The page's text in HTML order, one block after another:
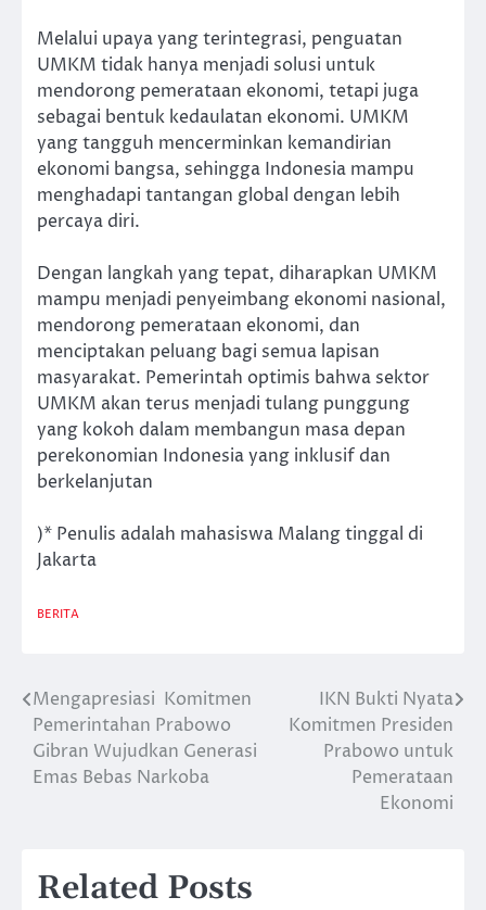
Melalui upaya yang terintegrasi, penguatan
UMKM tidak hanya menjadi solusi untuk
mendorong pemerataan ekonomi, tetapi juga
sebagai bentuk kedaulatan ekonomi. UMKM
yang tangguh mencerminkan kemandirian
ekonomi bangsa, sehingga Indonesia mampu
menghadapi tantangan global dengan lebih
percaya diri.
Dengan langkah yang tepat, diharapkan UMKM
mampu menjadi penyeimbang ekonomi nasional,
mendorong pemerataan ekonomi, dan
menciptakan peluang bagi semua lapisan
masyarakat. Pemerintah optimis bahwa sektor
UMKM akan terus menjadi tulang punggung
yang kokoh dalam membangun masa depan
perekonomian Indonesia yang inklusif dan
berkelanjutan
)* Penulis adalah mahasiswa Malang tinggal di
Jakarta
BERITA
Post
navigation
Mengapresiasi Komitmen
Pemerintahan Prabowo
Gibran Wujudkan Generasi
Emas Bebas Narkoba
IKN Bukti Nyata
Komitmen Presiden
Prabowo untuk
Pemerataan
Ekonomi
Related Posts